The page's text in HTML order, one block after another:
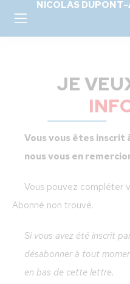
NICOLAS
JE
Vous vous êtes
nous vous en
Vous pouvez compléter
Abonné non trouvé.
Si vous avez été inscrit
désabonner à tout
en bas de cette lettre.